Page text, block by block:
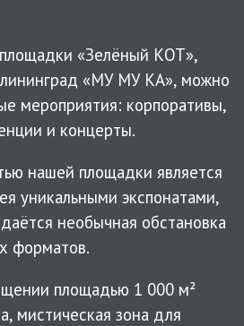
«Зелёный КОТ»,
«МУ МУ КА», можно
мероприятия: корпоративы,
и концерты.
нашей площадки является
уникальными экспонатами,
необычная обстановка
форматов.
площадью 1 000 м²
мистическая зона для